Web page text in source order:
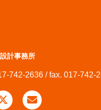
計事務所
742-2636 / fax. 017-742-